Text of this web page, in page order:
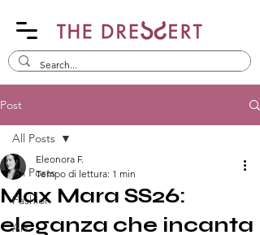
Post
All Posts
Fashion
Art
All Posts
Max Mara SS26:
eleganza che incanta
Eleonora F.
Tempo di lettura: 1 min